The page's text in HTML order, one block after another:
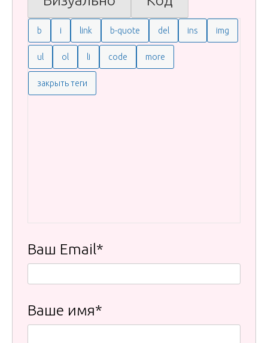
Ваш Email*
Ваше имя*